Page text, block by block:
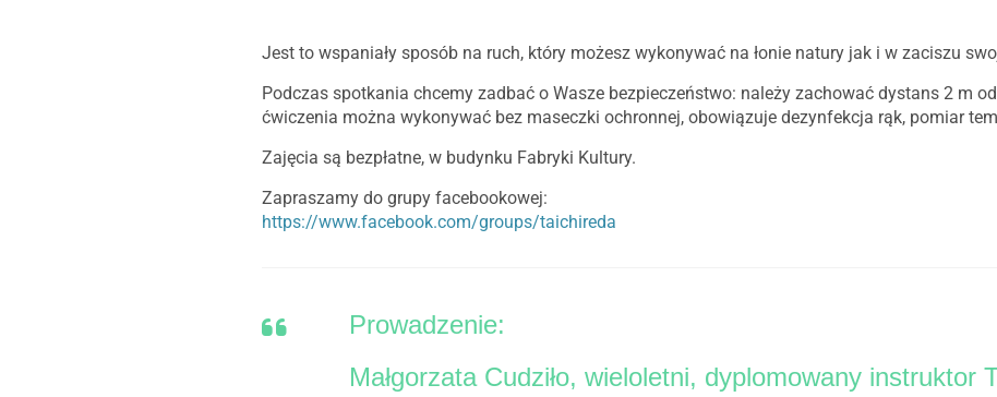
Jest to wspaniały sposób na ruch, który możesz wykonywać na łonie natury jak i w zaciszu
Podczas spotkania chcemy zadbać o Wasze bezpieczeństwo: należy zachować dystans 2 m
ćwiczenia można wykonywać bez maseczki ochronnej, obowiązuje dezynfekcja rąk, pomiar
Zajęcia są bezpłatne, w budynku Fabryki Kultury.
Zapraszamy do grupy facebookowej:
https://www.facebook.com/groups/taichireda
Prowadzenie:
Małgorzata Cudziło, wieloletni, dyplomowany instruktor